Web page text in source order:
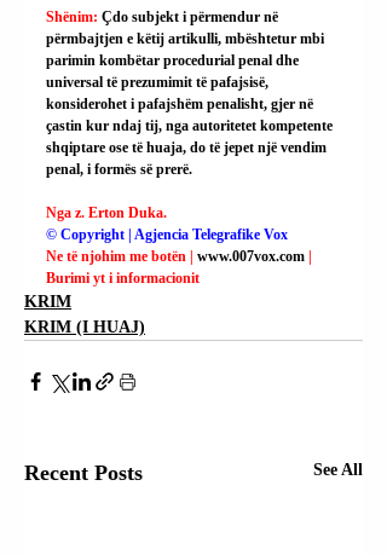
Shënim: Çdo subjekt i përmendur në
përmbajtjen e këtij artikulli, mbështetur mbi
parimin kombëtar procedurial penal dhe
universal të prezumimit të pafajsisë,
konsiderohet i pafajshëm penalisht, gjer në
çastin kur ndaj tij, nga autoritetet kompetente
shqiptare ose të huaja, do të jepet një vendim
penal, i formës së prerë.
Nga z. Erton Duka.
© Copyright | Agjencia Telegrafike Vox
Ne të njohim me botën | www.007vox.com
Burimi yt i informacionit
KRIM
KRIM (I HUAJ)
Recent Posts See All